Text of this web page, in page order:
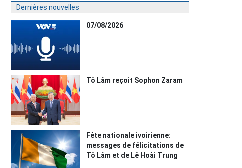
Dernières nouvelles
07/08/2026
Tô Lâm reçoit Sophon Zaram
Fête nationale ivoirienne:
messages de félicitations de
Tô Lâm et de Lê Hoài Trung